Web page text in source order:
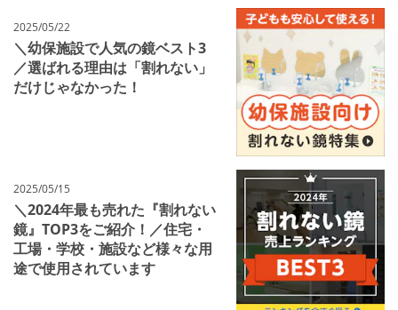
＼幼保施設で人気の鏡ベスト3
／選ばれる理由は「割れない」
だけじゃなかった！
2025/05/22
＼2024年最も売れた『割れない
鏡』TOP3をご紹介！／住宅・
工場・学校・施設など様々な用
途で使用されています
2025/05/15